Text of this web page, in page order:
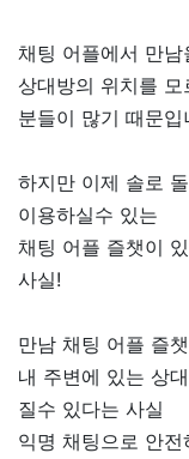
채팅 어플에서 만
상대방의 위치를
분들이 많기 때문입
하지만 이제 솔로
이용하실수 있는
채팅 어플 즐챗이
사실!
만남 채팅 어플 즐
내 주변에 있는 상
질수 있다는 사실
익명 채팅으로 안